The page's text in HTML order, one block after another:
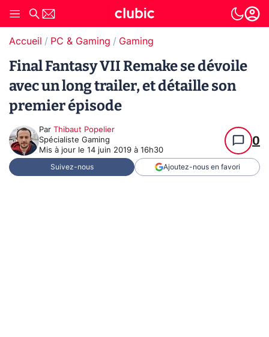
Accueil PC & Gaming Gaming
Final Fantasy VII Remake se dévoile
avec un long trailer, et détaille son
premier épisode
Par Thibaut Popelier
Spécialiste Gaming
Mis à jour le 14 juin 2019 à 16h30
0
Suivez-nous Ajoutez-nous en favori